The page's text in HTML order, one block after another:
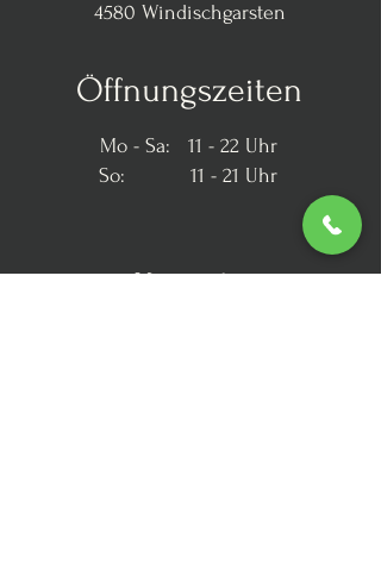
4580 Windischgarsten
Öffnungszeiten
Mo - Sa: 11 - 22 Uhr
So: 11 - 21 Uhr
Kontakt